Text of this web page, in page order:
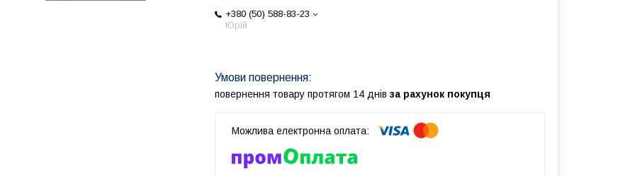
+380 (50) 588-83-23
Юрій
повернення товару протягом 14 днів за рахунок покупця